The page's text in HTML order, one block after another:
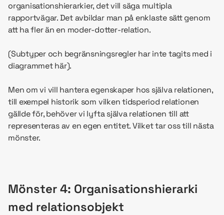
organisationshierarkier, det vill säga multipla
rapportvägar. Det avbildar man på enklaste sätt genom
att ha fler än en moder-dotter-relation.
(Subtyper och begränsningsregler har inte tagits med i
diagrammet här).
Men om vi vill hantera egenskaper hos själva relationen,
till exempel historik som vilken tidsperiod relationen
gällde för, behöver vi lyfta själva relationen till att
representeras av en egen entitet. Vilket tar oss till nästa
mönster.
Mönster 4: Organisationshierarki
med relationsobjekt